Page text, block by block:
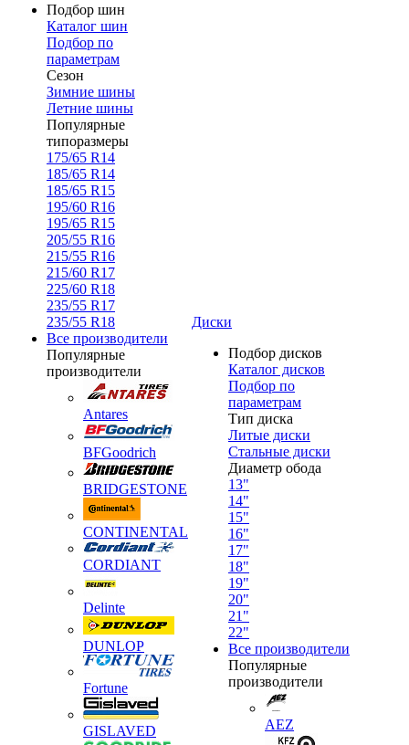
Подбор шин
Каталог шин
Подбор по
параметрам
Сезон
Зимние шины
Летние шины
Популярные
типоразмеры
175/65 R14
185/65 R14
185/65 R15
195/60 R16
195/65 R15
205/55 R16
215/55 R16
215/60 R17
225/60 R18
235/55 R17
235/55 R18
Все производители
Популярные
производители
Antares
BFGoodrich
BRIDGESTONE
CONTINENTAL
CORDIANT
Delinte
DUNLOP
Fortune
GISLAVED
Диски
Подбор дисков
Каталог дисков
Подбор по
параметрам
Тип диска
Литые диски
Стальные диски
Диаметр обода
13"
14"
15"
16"
17"
18"
19"
20"
21"
22"
Все производители
Популярные
производители
AEZ